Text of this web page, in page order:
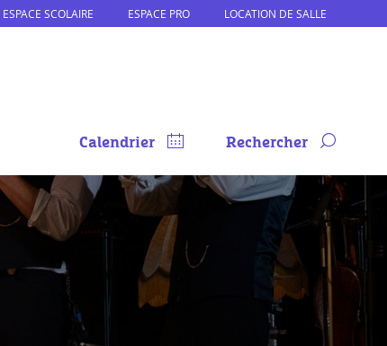
ESPACE SCOLAIRE ESPACE PRO LOCATION DE SALLE
Calendrier Rechercher